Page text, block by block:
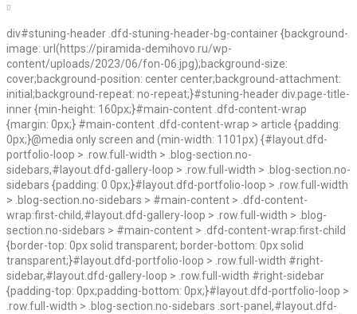
div#stuning-header .dfd-stuning-header-bg-container {background-
image: url(https://piramida-demihovo.ru/wp-
content/uploads/2023/06/fon-06.jpg);background-size:
cover;background-position: center center;background-attachment:
initial;background-repeat: no-repeat;}#stuning-header div.page-title-
inner {min-height: 160px;}#main-content .dfd-content-wrap
{margin: 0px;} #main-content .dfd-content-wrap > article {padding:
0px;}@media only screen and (min-width: 1101px) {#layout.dfd-
portfolio-loop > .row.full-width > .blog-section.no-
sidebars,#layout.dfd-gallery-loop > .row.full-width > .blog-section.no-
sidebars {padding: 0 0px;}#layout.dfd-portfolio-loop > .row.full-width
> .blog-section.no-sidebars > #main-content > .dfd-content-
wrap:first-child,#layout.dfd-gallery-loop > .row.full-width > .blog-
section.no-sidebars > #main-content > .dfd-content-wrap:first-child
{border-top: 0px solid transparent; border-bottom: 0px solid
transparent;}#layout.dfd-portfolio-loop > .row.full-width #right-
sidebar,#layout.dfd-gallery-loop > .row.full-width #right-sidebar
{padding-top: 0px;padding-bottom: 0px;}#layout.dfd-portfolio-loop >
.row.full-width > .blog-section.no-sidebars .sort-panel,#layout.dfd-